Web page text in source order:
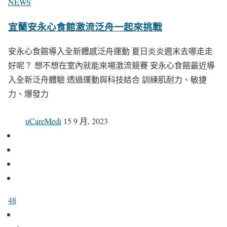
宜蘭安永心食館激流泛舟一起來挑戰
安永心食館導入全新體感泛舟運動 夏日炎炎週末去哪走走
好呢？ 想不想在室內就能來場激流競賽 安永心食館最近導
入全新泛舟體驗 透過運動與科技結合 訓練肌耐力、敏捷
力、爆發力
uCareMedi 15 9 月, 2023
48